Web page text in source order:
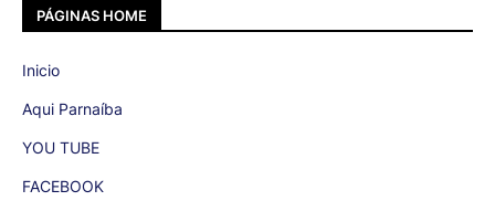
PÁGINAS HOME
Inicio
Aqui Parnaíba
YOU TUBE
FACEBOOK